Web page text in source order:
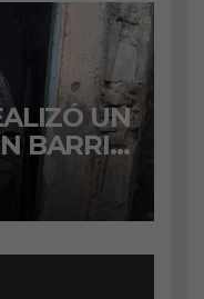
UN
BARRIO
UNA
EN LA